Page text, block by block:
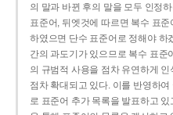
의 말과 바뀐 후의 말을 모두 인정
표준어, 뒤엣것에 따르면 복수 표
하였으면 단수 표준어로 정해야 하
간의 과도기가 있으므로 복수 표준
의 규범적 사용을 점차 유연하게
점차 확대되고 있다. 이를 반영하
로 표준어 추가 목록을 발표하고